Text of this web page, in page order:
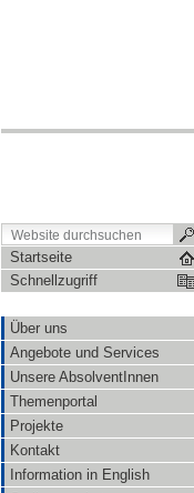
Startseite
Schnellzugriff
Über uns
Angebote und Services
Unsere AbsolventInnen
Themenportal
Projekte
Kontakt
Information in English